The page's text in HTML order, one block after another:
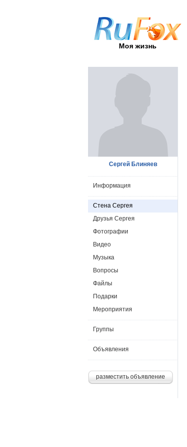
Моя жизнь
Сергей Блиняев
Информация
Стена Сергея
Друзья Сергея
Фотографии
Видео
Музыка
Вопросы
Файлы
Подарки
Мероприятия
Группы
Объявления
разместить объявление